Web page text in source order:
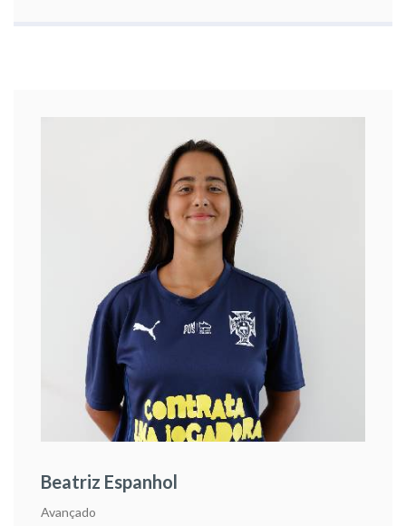
Beatriz Espanhol
Avançado